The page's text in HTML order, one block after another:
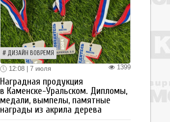
ДИЗАЙН ВОВРЕМЯ
1399
12:08 | 7 июля
Наградная продукция
в Каменске-Уральском. Дипломы,
медали, вымпелы, памятные
награды из акрила дерева